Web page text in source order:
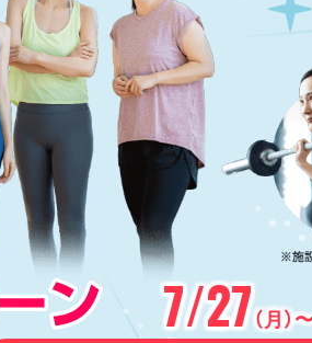
7/27（月）